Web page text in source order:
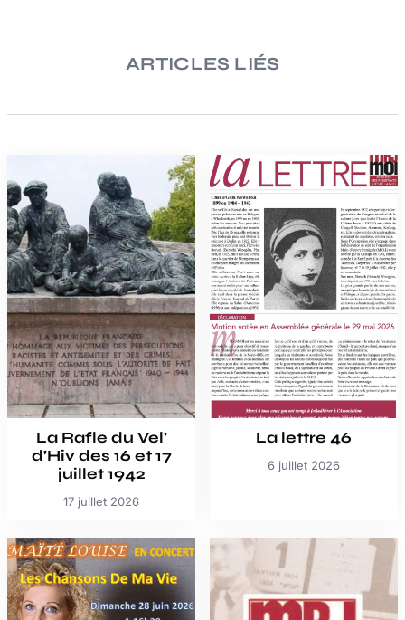
ARTICLES LIÉS
La Rafle du Vel’
d’Hiv des 16 et 17
juillet 1942
17 juillet 2026
La lettre 46
6 juillet 2026